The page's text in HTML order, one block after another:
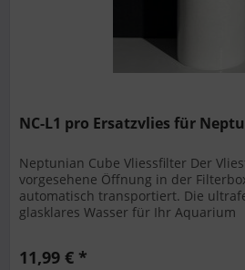
NC-L1 pro Ersatzvlies für
Neptunian Cube Vliessfilter Der
vorgesehene Öffnung in der
automatisch transportiert. Die
glasklares Wasser für Ihr Aquarium
11,99 € *